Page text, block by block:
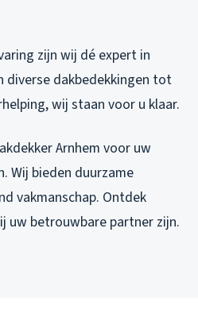
zijn wij dé expert in
diverse dakbedekkingen tot
wij staan voor u klaar.
Arnhem voor uw
Wij bieden duurzame
vakmanschap. Ontdek
uw betrouwbare partner zijn.